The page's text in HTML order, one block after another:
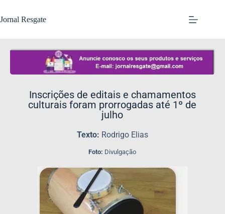
Jornal Resgate
Inscrições de editais e chamamentos
culturais foram prorrogadas até 1º de
julho
Texto: Rodrigo Elias
Foto: Divulgação